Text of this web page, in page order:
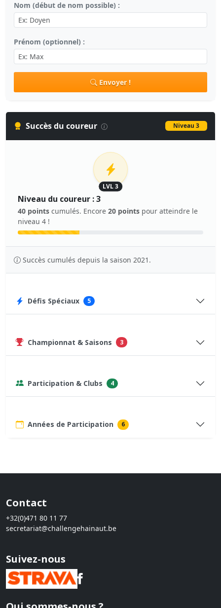
Nom (début de nom possible) :
Prénom (optionnel) :
Envoyer !
Succès du coureur Niveau 3
LVL 3
Niveau du coureur : 3
40 points cumulés. Encore 20 points pour atteindre le
niveau 4 !
Succès cumulés depuis la saison 2021.
Défis Spéciaux 5
Championnat & Saisons 3
Participation & Clubs 4
Années de Participation 6
Contact
+32(0)471 80 11 77
secretariat@challengehainaut.be
Suivez-nous